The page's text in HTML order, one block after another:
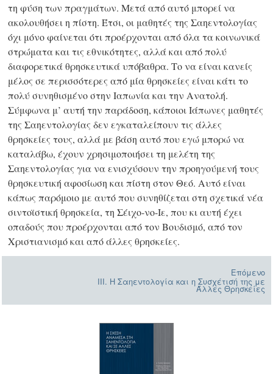
τη φύση των πραγμάτων. Mετά από αυτό μπορεί να
ακολουθήσει η πίστη. Έτσι, οι μαθητές της Σαηεντολογίας
όχι μόνο φαίνεται ότι προέρχονται από όλα τα κοινωνικά
στρώματα και τις εθνικότητες, αλλά και από πολύ
διαφορετικά θρησκευτικά υπόβαθρα. Το να είναι κανείς
μέλος σε περισσότερες από μία θρησκείες είναι κάτι το
πολύ συνηθισμένο στην Ιαπωνία και την Ανατολή.
Σύμφωνα μ’ αυτή την παράδοση, κάποιοι Ιάπωνες μαθητές
της Σαηεντολογίας δεν εγκαταλείπουν τις άλλες
θρησκείες τους, αλλά με βάση αυτό που εγώ μπορώ να
καταλάβω, έχουν χρησιμοποιήσει τη μελέτη της
Σαηεντολογίας για να ενισχύσουν την προηγούμενή τους
θρησκευτική αφοσίωση και πίστη στον Θεό. Αυτό είναι
κάπως παρόμοιο με αυτό που συνηθίζεται στη σχετικά νέα
σιντοϊστική θρησκεία, τη Σέιχο-νο-Ιε, που κι αυτή έχει
οπαδούς που προέρχονται από τον Βουδισμό, από τον
Χριστιανισμό και από άλλες θρησκείες.
Επόμενο
III. Η Σαηεντολογία και η Συσχέτισή της με
Άλλες Θρησκείες